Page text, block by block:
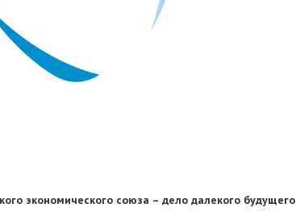
экономического союза – дело далекого